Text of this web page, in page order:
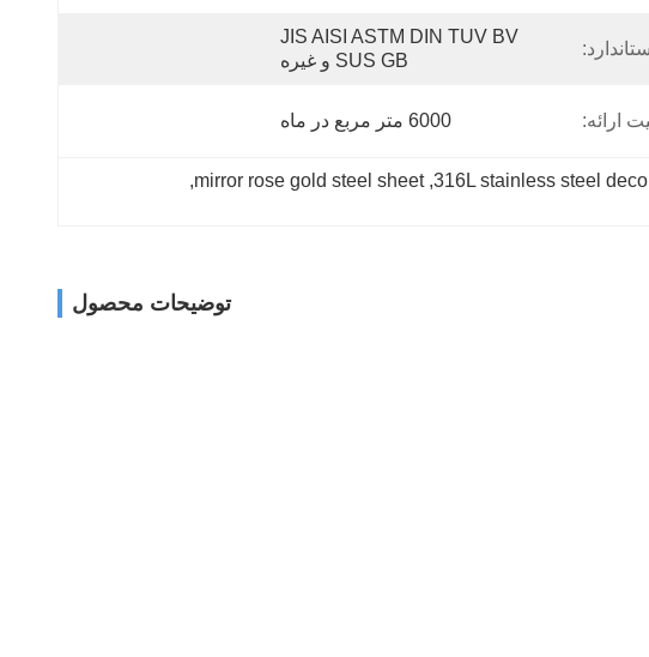
استاندارد:
JIS AISI ASTM DIN TUV BV
SUS GB و غیره
ارائه: 6000 متر مربع در ماه
316L stainless steel
,
mirror rose gold steel sheet
,
توضیحات محصول